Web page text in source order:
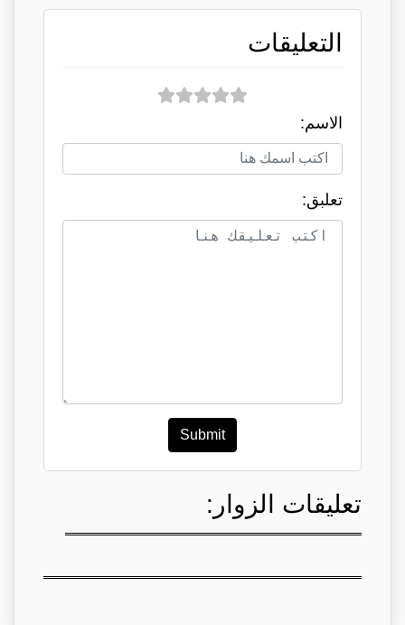
التعليقات
الاسم:
تعلبق:
Submit
تعليقات الزوار: